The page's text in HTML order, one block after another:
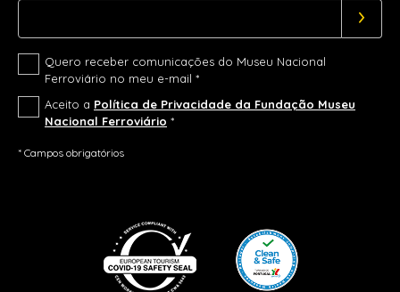
Quero receber comunicações do Museu Nacional
Ferroviário no meu e-mail *
Aceito a Política de Privacidade da Fundação Museu
Nacional Ferroviário *
* Campos obrigatórios